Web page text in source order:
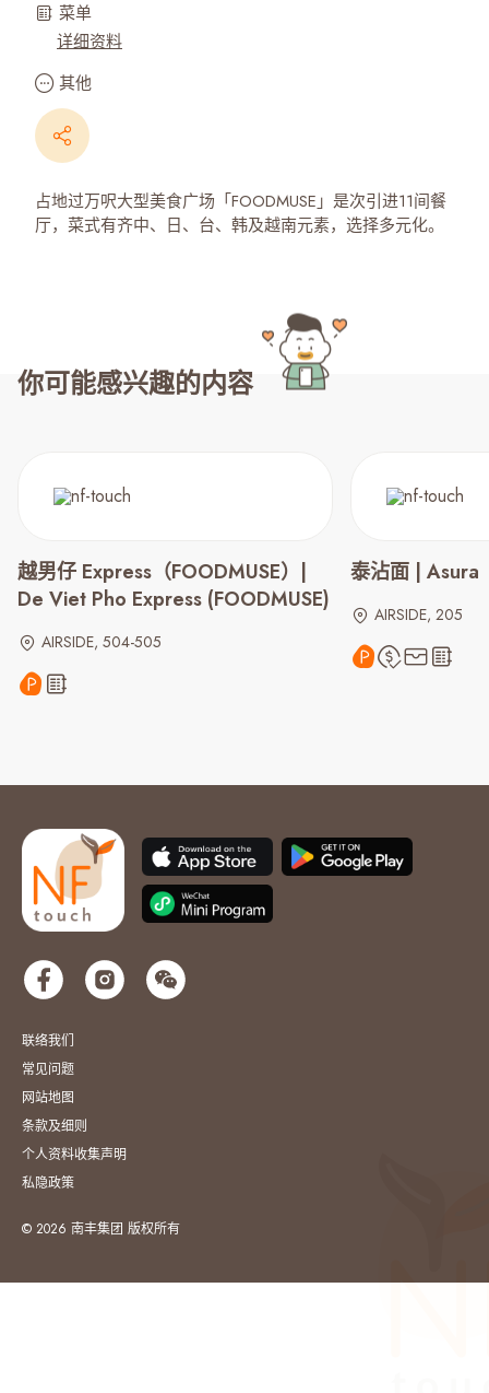
菜单
详细资料
其他
占地过万呎大型美食广场「FOODMUSE」是次引进11间餐
厅，菜式有齐中、日、台、韩及越南元素，选择多元化。
你可能感兴趣的内容
越男仔 Express（FOODMUSE）|
De Viet Pho Express (FOODMUSE)
AIRSIDE, 504-505
泰沾面 | Asura
AIRSIDE, 205
联络我们
常见问题
网站地图
条款及细则
个人资料收集声明
私隐政策
© 2026 南丰集团 版权所有